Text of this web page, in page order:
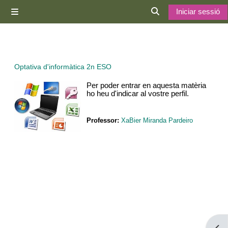
Commuta l'entrada
Iniciar sessió
Optativa d'informàtica 2n ESO
Per poder entrar en aquesta matèria
ho heu d'indicar al vostre perfil.
Professor: XaBier Miranda Pardeiro